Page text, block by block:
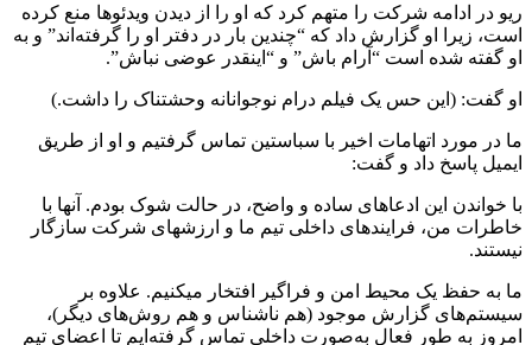
ریو در ادامه شرکت را متهم کرد که او را از دیدن ویدئوها منع کرده
است، زیرا او گزارش داد که “چندین بار در دفتر او را گرفته‌اند” و به
او گفته شده است “آرام باش” و “اینقدر عوضی نباش”.
او گفت: (این حس یک فیلم درام نوجوانانه وحشتناک را داشت.)
ما در مورد اتهامات اخیر با سباستین تماس گرفتیم و او از طریق
ایمیل پاسخ داد و گفت:
با خواندن این ادعاهای ساده و واضح، در حالت شوک بودم. آنها با
خاطرات من، فرایند­های داخلی تیم ما و ارزش­های شرکت سازگار
نیستند.
ما به حفظ یک محیط امن و فراگیر افتخار می­کنیم. علاوه بر
سیستم‌های گزارش موجود (هم ناشناس و هم روش‌های دیگر)،
امروز به طور فعال به‌صورت داخلی تماس گرفته‌ایم تا اعضای تیم